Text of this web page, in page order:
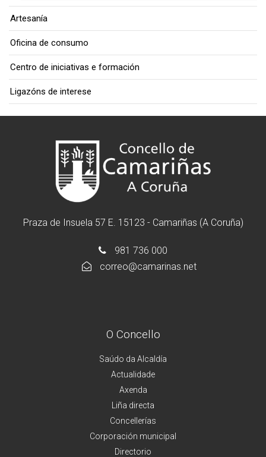
Artesanía
Oficina de consumo
Centro de iniciativas e formación
Ligazóns de interese
Praza de Insuela 57 E. 15123 - Camariñas (A Coruña)
981 736 000
correo@camarinas.net
O Concello
Saúdo da Alcaldía
Actualidade
Axenda
Liña directa
Concellerías
Corporación municipal
Directorio